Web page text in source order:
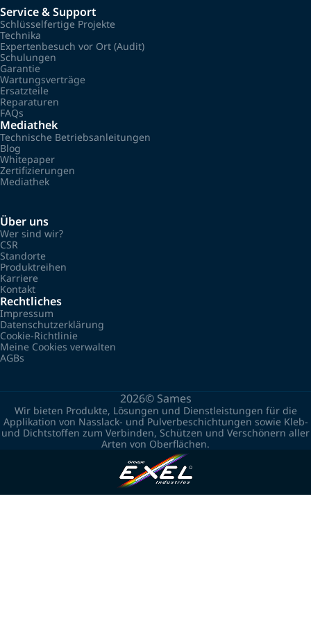
Service & Support
Schlüsselfertige Projekte
Technika
Expertenbesuch vor Ort (Audit)
Schulungen
Garantie
Wartungsverträge
Ersatzteile
Reparaturen
FAQs
Mediathek
Technische Betriebsanleitungen
Blog
Whitepaper
Zertifizierungen
Mediathek
Über uns
Wer sind wir?
CSR
Standorte
Produktreihen
Karriere
Kontakt
Rechtliches
Impressum
Datenschutzerklärung
Cookie-Richtlinie
Meine Cookies verwalten
AGBs
2026© Sames
Wir bieten Produkte, Lösungen und Dienstleistungen für die
Applikation von Nasslack- und Pulverbeschichtungen sowie Kleb-
und Dichtstoffen zum Verbinden, Schützen und Verschönern aller
Arten von Oberflächen.